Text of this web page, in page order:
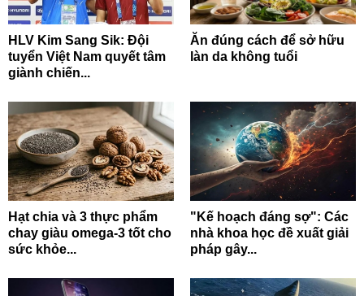
HLV Kim Sang Sik: Đội
tuyển Việt Nam quyết tâm
giành chiến...
Ăn đúng cách để sở hữu
làn da không tuổi
Hạt chia và 3 thực phẩm
chay giàu omega-3 tốt cho
sức khỏe...
"Kế hoạch đáng sợ": Các
nhà khoa học đề xuất giải
pháp gây...